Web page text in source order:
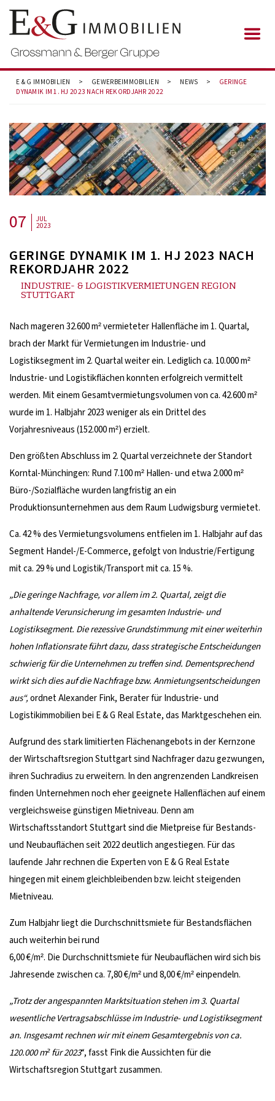
E & G IMMOBILIEN > GEWERBEIMMOBILIEN > NEWS >
GERINGE
DYNAMIK IM 1. HJ 2023 NACH REKORDJAHR 2022
07 JUL
2023
GERINGE DYNAMIK IM 1. HJ 2023 NACH
REKORDJAHR 2022
INDUSTRIE- & LOGISTIKVERMIETUNGEN REGION
STUTTGART
Nach mageren 32.600 m² vermieteter Hallenfläche im 1. Quartal,
brach der Markt für Vermietungen im Industrie- und
Logistiksegment im 2. Quartal weiter ein. Lediglich ca. 10.000 m²
Industrie- und Logistikflächen konnten erfolgreich vermittelt
werden. Mit einem Gesamtvermietungsvolumen von ca. 42.600 m²
wurde im 1. Halbjahr 2023 weniger als ein Drittel des
Vorjahresniveaus (152.000 m²) erzielt.
Den größten Abschluss im 2. Quartal verzeichnete der Standort
Korntal-Münchingen: Rund 7.100 m² Hallen- und etwa 2.000 m²
Büro-/Sozialfläche wurden langfristig an ein
Produktionsunternehmen aus dem Raum Ludwigsburg vermietet.
Ca. 42 % des Vermietungsvolumens entfielen im 1. Halbjahr auf das
Segment Handel-/E-Commerce, gefolgt von Industrie/Fertigung
mit ca. 29 % und Logistik/Transport mit ca. 15 %.
„Die geringe Nachfrage, vor allem im 2. Quartal, zeigt die
anhaltende Verunsicherung im gesamten Industrie- und
Logistiksegment. Die rezessive Grundstimmung mit einer weiterhin
hohen Inflationsrate führt dazu, dass strategische Entscheidungen
schwierig für die Unternehmen zu treffen sind. Dementsprechend
wirkt sich dies auf die Nachfrage bzw. Anmietungsentscheidungen
aus“, ordnet Alexander Fink, Berater für Industrie- und
Logistikimmobilien bei E & G Real Estate, das Marktgeschehen ein.
Aufgrund des stark limitierten Flächenangebots in der Kernzone
der Wirtschaftsregion Stuttgart sind Nachfrager dazu gezwungen,
ihren Suchradius zu erweitern. In den angrenzenden Landkreisen
finden Unternehmen noch eher geeignete Hallenflächen auf einem
vergleichsweise günstigen Mietniveau. Denn am
Wirtschaftsstandort Stuttgart sind die Mietpreise für Bestands-
und Neubauflächen seit 2022 deutlich angestiegen. Für das
laufende Jahr rechnen die Experten von E & G Real Estate
hingegen mit einem gleichbleibenden bzw. leicht steigenden
Mietniveau.
Zum Halbjahr liegt die Durchschnittsmiete für Bestandsflächen
auch weiterhin bei rund
6,00 €/m². Die Durchschnittsmiete für Neubauflächen wird sich bis
Jahresende zwischen ca. 7,80 €/m² und 8,00 €/m² einpendeln.
„Trotz der angespannten Marktsituation stehen im 3. Quartal
wesentliche Vertragsabschlüsse im Industrie- und Logistiksegment
an. Insgesamt rechnen wir mit einem Gesamtergebnis von ca.
120.000 m² für 2023“, fasst Fink die Aussichten für die
Wirtschaftsregion Stuttgart zusammen.